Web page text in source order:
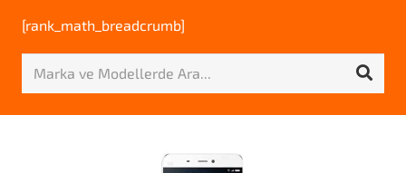
[rank_math_breadcrumb]